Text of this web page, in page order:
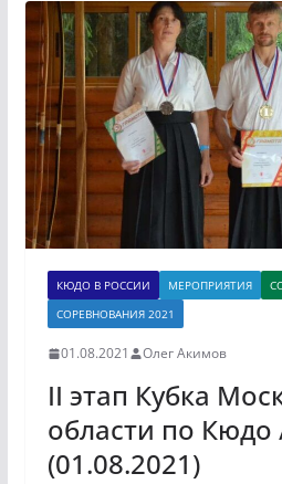
КЮДО В РОССИИ МЕРОПРИЯТИЯ
СОРЕВНОВАНИЯ 2021
01.08.2021 Олег Акимов
II этап Кубка
области по Кюдо
(01.08.2021)